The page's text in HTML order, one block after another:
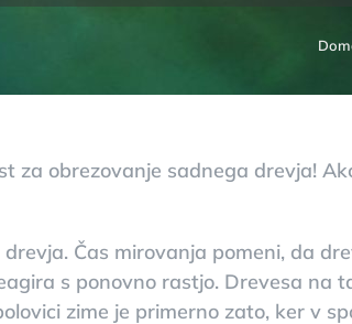
za obrezovanje sadnega drevja!
Čas mirovanja pomeni, da
s ponovno rastjo. Drevesa na
zime je primerno zato, ker v